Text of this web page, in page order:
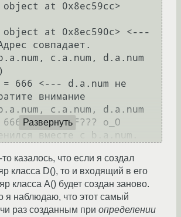
object at 0x8ec59cc>
object at 0x8ec590c> <---
совпадает.
c.a.num, d.a.num
= 666 <--- d.a.num не
внимание
c.a.num, d.a.num
<--- WTF??? o_О
Развернуть
казалось, что если я создал
класса D(), то и входящий в его
класса A() будет создан заново.
я наблюдаю, что этот самый
раз созданным при определении